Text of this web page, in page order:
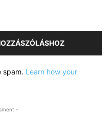
spam. Learn how your
-